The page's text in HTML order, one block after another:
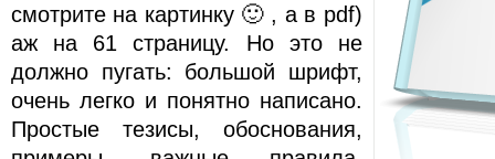
смотрите на картинку 🙂 , а в pdf)
аж на 61 страницу. Но это не
должно пугать: большой шрифт,
очень легко и понятно написано.
Простые тезисы, обоснования,